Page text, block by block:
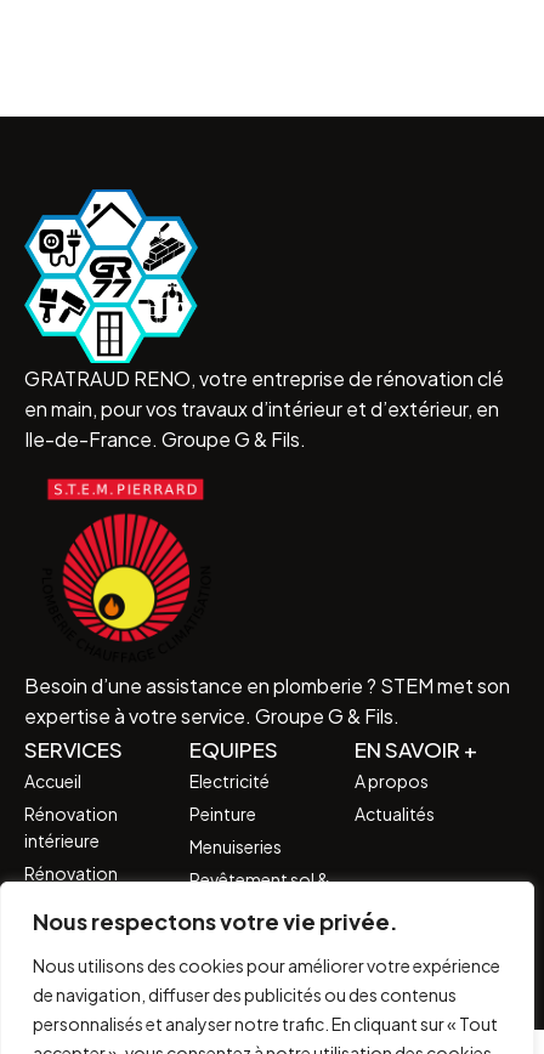
Nous respectons votre vie privée.
Nous utilisons des cookies pour améliorer votre expérience
de navigation, diffuser des publicités ou des contenus
personnalisés et analyser notre trafic. En cliquant sur « Tout
GRATRAUD RENO, votre entreprise de rénovation clé
en main, pour vos travaux d’intérieur et d’extérieur, en
Ile-de-France. Groupe G & Fils.
Besoin d’une assistance en plomberie ? STEM met son
expertise à votre service. Groupe G & Fils.
SERVICES
Accueil
Rénovation
intérieure
Rénovation
Rénovation
complète
EQUIPES
Electricité
Peinture
Menuiseries
Revêtement sol &
décoration
d'intérieur
EN SAVOIR +
A propos
Actualités